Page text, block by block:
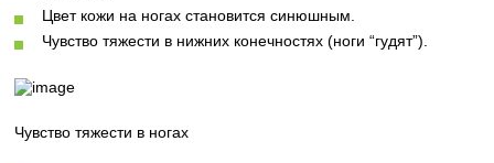
Цвет кожи на ногах становится синюшным.
Чувство тяжести в нижних конечностях (ноги “гудят”).
Чувство тяжести в ногах